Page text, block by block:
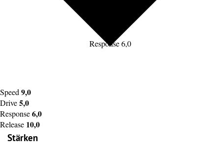
Response 6,0
Speed 9,0
Drive5,0
Response6,0
Release 10,0
Stärken